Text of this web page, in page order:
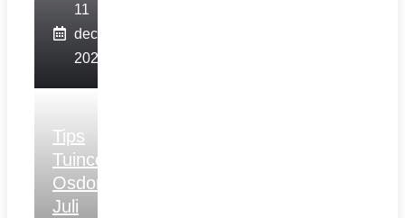
11
december
2025
Tips
Tuincentrum
Osdorp
Juli